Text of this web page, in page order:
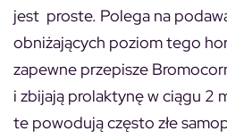
jest proste. Polega na
obniżających poziom tego
zapewne przepisze
i zbijają prolaktynę w ciągu 2
te powodują często złe